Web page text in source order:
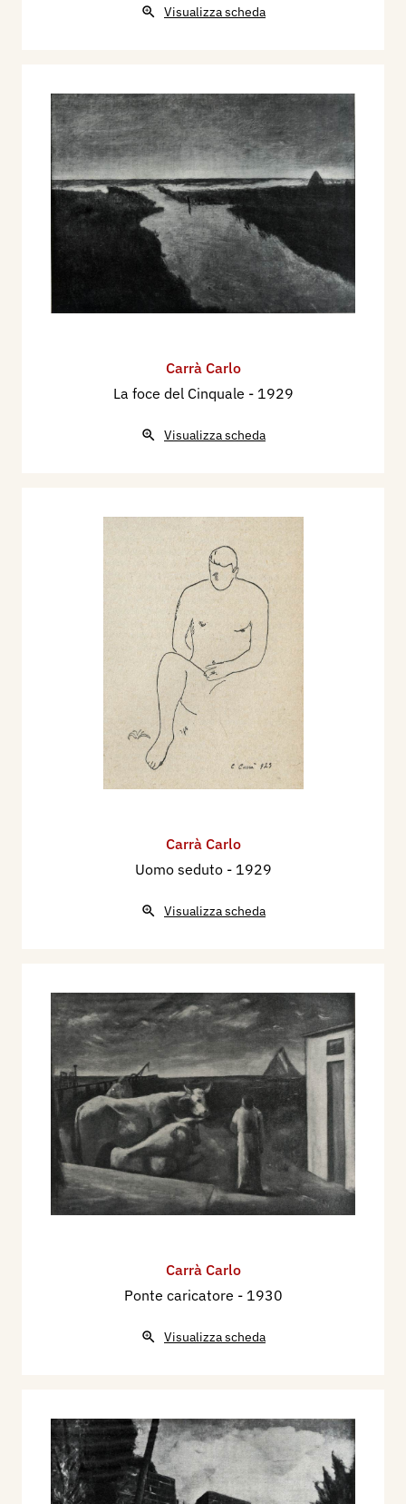
Visualizza scheda
Carrà Carlo
La foce del Cinquale - 1929
Visualizza scheda
Carrà Carlo
Uomo seduto - 1929
Visualizza scheda
Carrà Carlo
Ponte caricatore - 1930
Visualizza scheda